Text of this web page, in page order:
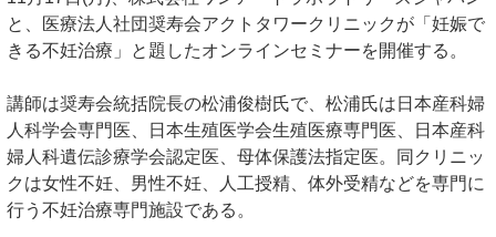
と、医療法人社団奨寿会アクトタワークリニックが「妊娠で
きる不妊治療」と題したオンラインセミナーを開催する。
講師は奨寿会統括院長の松浦俊樹氏で、松浦氏は日本産科婦
人科学会専門医、日本生殖医学会生殖医療専門医、日本産科
婦人科遺伝診療学会認定医、母体保護法指定医。同クリニッ
クは女性不妊、男性不妊、人工授精、体外受精などを専門に
行う不妊治療専門施設である。